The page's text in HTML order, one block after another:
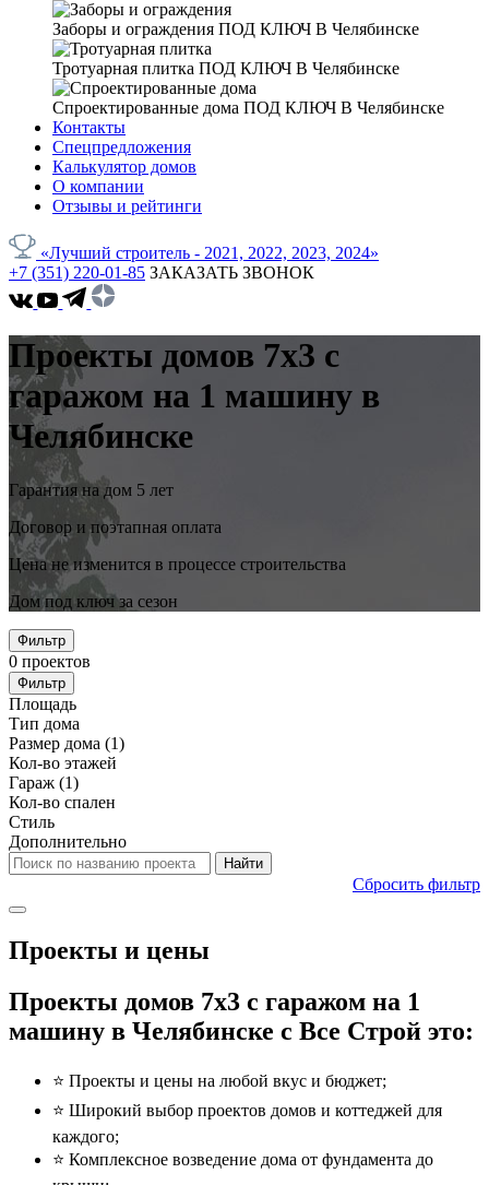
Заборы и ограждения ПОД КЛЮЧ В Челябинске
Тротуарная плитка ПОД КЛЮЧ В Челябинске
Спроектированные дома ПОД КЛЮЧ В Челябинске
Контакты
Спецпредложения
Калькулятор домов
О компании
Отзывы и рейтинги
«Лучший строитель - 2021, 2022, 2023, 2024»
+7 (351) 220-01-85 ЗАКАЗАТЬ ЗВОНОК
Проекты домов 7x3 с
гаражом на 1 машину в
Челябинске
Гарантия на дом 5 лет
Договор и поэтапная оплата
Цена не изменится в процессе строительства
Дом под ключ за сезон
Фильтр
0 проектов
Фильтр
Площадь
Тип дома
Размер дома (1)
Кол-во этажей
Гараж (1)
Кол-во спален
Стиль
Дополнительно
Сбросить фильтр
Проекты и цены
Проекты домов 7x3 с гаражом на 1
машину в Челябинске с Все Строй это:
⭐️ Проекты и цены на любой вкус и бюджет;
⭐️ Широкий выбор проектов домов и коттеджей для
каждого;
⭐️ Комплексное возведение дома от фундамента до